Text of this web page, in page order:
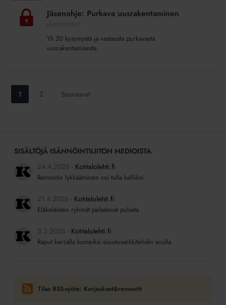
Purkava
uusrakentaminenJäsenohje: Purkava uusrakentaminen
Yli 20 kysymystä ja vastausta purkavasta
uusrakentamisesta.
Siirry
sivulle:
1
Siirry
2 Seuraavat
SISÄLTÖJÄ ISÄNNÖINTILIITON MEDIOISTA
24.4.2026
Kotitalolehti.fi
Remontin lykkääminen voi tulla kalliiksi
21.4.2026 Kotitalolehti.fi
Eläkeläisten ryhmät pelastavat pulasta
5.3.2026 Kotitalolehti.fi
Raput kerralla komeiksi sisustusarkkitehdin avulla
Tilaa RSS-syöte: Korjaukset&remontit